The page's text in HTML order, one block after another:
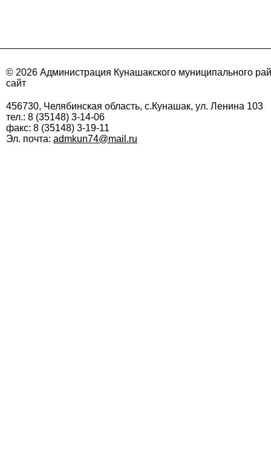
© 2026 Администрация Кунашакского муниципального
сайт
456730, Челябинская область, с.Кунашак, ул. Ленина 103
тел.: 8 (35148) 3-14-06
факс: 8 (35148) 3-19-11
Эл. почта: admkun74@mail.ru